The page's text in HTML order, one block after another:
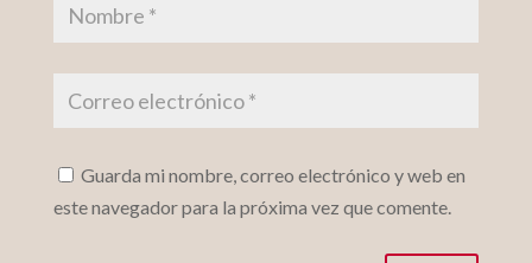
Guarda mi nombre, correo electrónico y web en
este navegador para la próxima vez que comente.